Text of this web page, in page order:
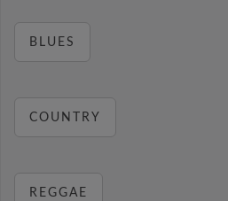
BLUES
COUNTRY
REGGAE